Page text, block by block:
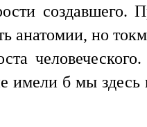
создавшего.
анатомии, но
человеческого.
имели б мы здесь